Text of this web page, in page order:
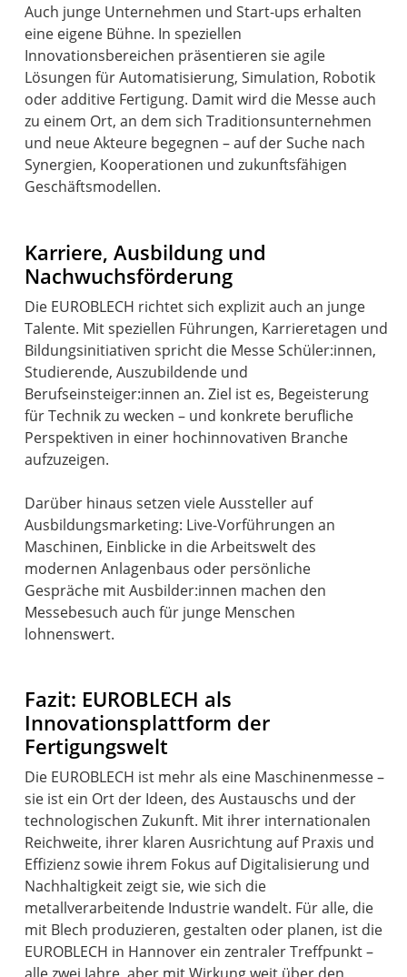
Auch junge Unternehmen und Start-ups erhalten
eine eigene Bühne. In speziellen
Innovationsbereichen präsentieren sie agile
Lösungen für Automatisierung, Simulation, Robotik
oder additive Fertigung. Damit wird die Messe auch
zu einem Ort, an dem sich Traditionsunternehmen
und neue Akteure begegnen – auf der Suche nach
Synergien, Kooperationen und zukunftsfähigen
Geschäftsmodellen.
Karriere, Ausbildung und
Nachwuchsförderung
Die EUROBLECH richtet sich explizit auch an junge
Talente. Mit speziellen Führungen, Karrieretagen und
Bildungsinitiativen spricht die Messe Schüler:innen,
Studierende, Auszubildende und
Berufseinsteiger:innen an. Ziel ist es, Begeisterung
für Technik zu wecken – und konkrete berufliche
Perspektiven in einer hochinnovativen Branche
aufzuzeigen.
Darüber hinaus setzen viele Aussteller auf
Ausbildungsmarketing: Live-Vorführungen an
Maschinen, Einblicke in die Arbeitswelt des
modernen Anlagenbaus oder persönliche
Gespräche mit Ausbilder:innen machen den
Messebesuch auch für junge Menschen
Fazit: EUROBLECH als
Innovationsplattform der
Fertigungswelt
Die EUROBLECH ist mehr als eine Maschinenmesse –
sie ist ein Ort der Ideen, des Austauschs und der
technologischen Zukunft. Mit ihrer internationalen
Reichweite, ihrer klaren Ausrichtung auf Praxis und
Effizienz sowie ihrem Fokus auf Digitalisierung und
Nachhaltigkeit zeigt sie, wie sich die
metallverarbeitende Industrie wandelt. Für alle, die
mit Blech produzieren, gestalten oder planen, ist die
EUROBLECH in Hannover ein zentraler Treffpunkt –